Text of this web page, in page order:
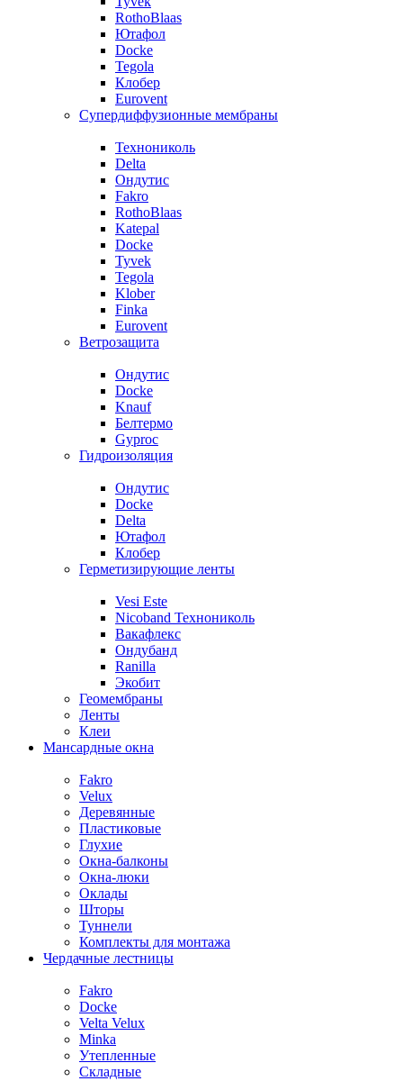
RothoBlaas
Ютафол
Docke
Tegola
Клобер
Eurovent
Супердиффузионные мембраны
Технониколь
Delta
Ондутис
Fakro
RothoBlaas
Katepal
Docke
Tyvek
Tegola
Klober
Finka
Eurovent
Ветрозащита
Ондутис
Docke
Knauf
Белтермо
Gyproc
Гидроизоляция
Ондутис
Docke
Delta
Ютафол
Клобер
Герметизирующие ленты
Vesi Este
Nicoband Технониколь
Вакафлекс
Ондубанд
Ranilla
Экобит
Геомембраны
Ленты
Клеи
Мансардные окна
Fakro
Velux
Деревянные
Пластиковые
Глухие
Окна-балконы
Окна-люки
Оклады
Шторы
Туннели
Комплекты для монтажа
Чердачные лестницы
Fakro
Docke
Velta Velux
Minka
Утепленные
Складные